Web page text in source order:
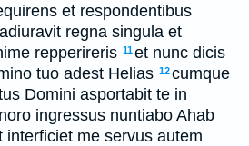
et respondentibus
regna singula et
repperireris 11et nunc dicis
tuo adest Helias 12cumque
Domini asportabit te in
ingressus nuntiabo Ahab
interficiet me servus autem